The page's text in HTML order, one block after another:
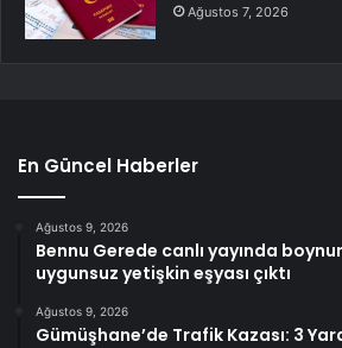
Ağustos 7, 2026
En Güncel Haberler
Ağustos 9, 2026
Bennu Gerede canlı yayında
uygunsuz yetişkin eşyası çıktı
Ağustos 9, 2026
Gümüşhane’de Trafik Kazası: 3